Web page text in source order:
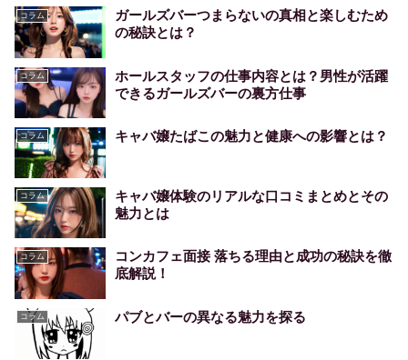
コラム
ガールズバーつまらないの真相と楽しむため
の秘訣とは？
コラム
ホールスタッフの仕事内容とは？男性が活躍
できるガールズバーの裏方仕事
コラム キャバ嬢たばこの魅力と健康への影響とは？
コラム
キャバ嬢体験のリアルな口コミまとめとその
魅力とは
コラム
コンカフェ面接 落ちる理由と成功の秘訣を徹
底解説！
コラム パブとバーの異なる魅力を探る